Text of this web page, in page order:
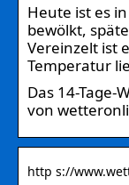
Heute ist es
bewölkt,
Vereinzelt ist
Temperatur
Das 14-Tage-
von
http s://